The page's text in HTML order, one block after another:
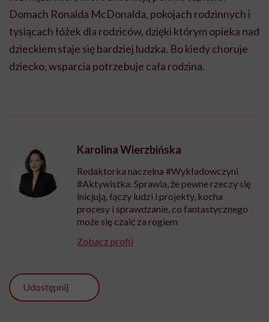
Domach Ronalda McDonalda, pokojach rodzinnych i
tysiącach łóżek dla rodziców, dzięki którym opieka nad
dzieckiem staje się bardziej ludzka. Bo kiedy choruje
dziecko, wsparcia potrzebuje cała rodzina.
Karolina Wierzbińska
Redaktorka naczelna #Wykładowczyni
#Aktywistka. Sprawia, że pewne rzeczy się
inicjują, łączy ludzi i projekty, kocha
procesy i sprawdzanie, co fantastycznego
może się czaić za rogiem
Zobacz profil
Udostępnij